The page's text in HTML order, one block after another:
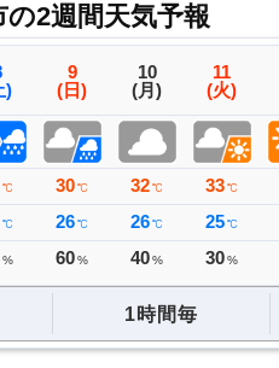
の2週間天気予報
)
℃
℃
%
9
(日)
30 ℃
26 ℃
60 %
10
(月)
32 ℃
26 ℃
40 %
11
(火)
33℃
25℃
30%
1時間毎